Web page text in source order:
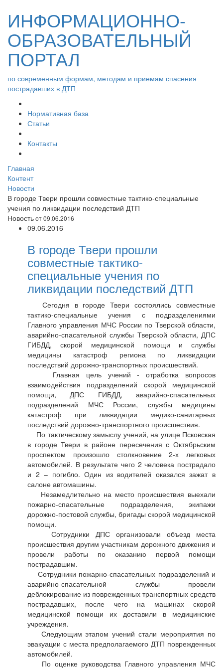
ИНФОРМАЦИОННО-
ОБРАЗОВАТЕЛЬНЫЙ
ПОРТАЛ
по современным формам, методам и приемам спасения
пострадавших в ДТП
Нормативная база
Статьи
Контакты
Главная
Контент
Новости
В городе Твери прошли совместные тактико-специальные
учения по ликвидации последствий ДТП
Новостьот 09.06.2016
09.06.2016
В городе Твери прошли
совместные тактико-
специальные учения по
ликвидации последствий ДТП
Сегодня в городе Твери состоялись совместные
тактико-специальные учения с подразделениями
Главного управления МЧС России по Тверской области,
аварийно-спасательной службы Тверской области, ДПС
ГИБДД, скорой медицинской помощи и службы
медицины катастроф региона по ликвидации
последствий дорожно-транспортных происшествий.
Главная цель учений - отработка вопросов
взаимодействия подразделений скорой медицинской
помощи, ДПС ГИБДД, аварийно-спасательных
подразделений МЧС России, службы медицины
катастроф при ликвидации медико-санитарных
последствий дорожно-транспортного происшествия.
По тактическому замыслу учений, на улице Псковская
в городе Твери в районе пересечения с Октябрьским
проспектом произошло столкновение 2-х легковых
автомобилей. В результате чего 2 человека пострадало
и 2 – погибло. Один из водителей оказался зажат в
салоне автомашины.
Незамедлительно на место происшествия выехали
пожарно-спасательные подразделения, экипажи
дорожно-постовой службы, бригады скорой медицинской
помощи.
Сотрудники ДПС организовали объезд места
происшествия другим участникам дорожного движения и
провели работы по оказанию первой помощи
пострадавшим.
Сотрудники пожарно-спасательных подразделений и
аварийно-спасательной службы провели
деблокирование из поврежденных транспортных средств
пострадавших, после чего на машинах скорой
медицинской помощи их доставили в медицинские
учреждения.
Следующим этапом учений стали мероприятия по
эвакуации с места предполагаемого ДТП поврежденных
автомобилей.
По оценке руководства Главного управления МЧС